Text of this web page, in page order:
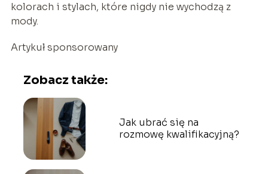
kolorach i stylach, które nigdy nie wychodzą z
mody.
Artykuł sponsorowany
Zobacz także:
Jak ubrać się na
rozmowę kwalifikacyjną?